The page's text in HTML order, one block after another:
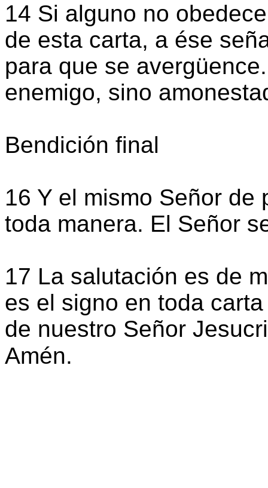
14 Si alguno no
de esta carta, a ése
para que se
enemigo, sino
Bendición final
16 Y el mismo Señor de
toda manera. El Señor
17 La salutación es de
es el signo en toda
de nuestro Señor
Amén.